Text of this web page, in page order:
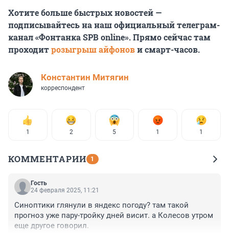
Хотите больше быстрых новостей —
подписывайтесь на наш официальный телеграм-
канал «Фонтанка SPB online». Прямо сейчас там
проходитрозыгрыш айфонови смарт-часов.
Константин Митягин
корреспондент
1 2 5 1 1
КОММЕНТАРИИ 1
Гость
24 февраля 2025, 11:21
Синоптики глянули в яндекс погоду? там такой
прогноз уже пару-тройку дней висит. а Колесов утром
еще другое говорил.